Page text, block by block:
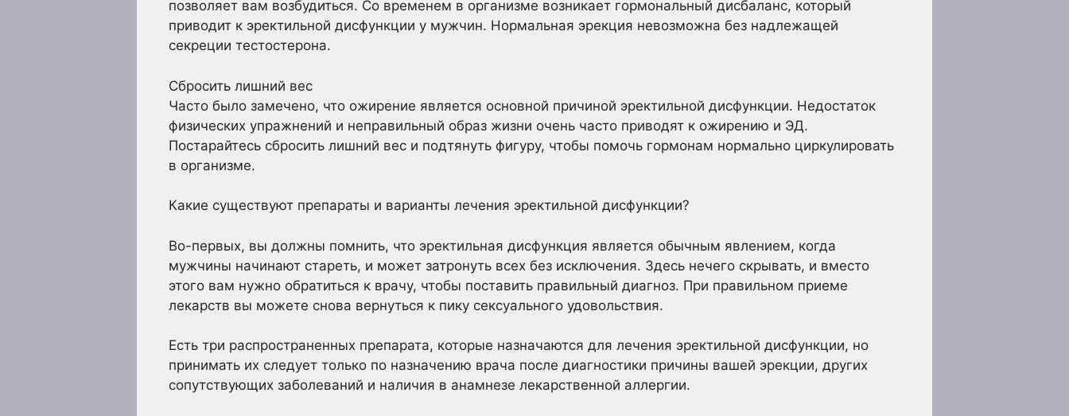
позволяет вам возбудиться. Со временем в организме возникает гормональный дисбаланс, который
приводит к эректильной дисфункции у мужчин. Нормальная эрекция невозможна без надлежащей
секреции тестостерона.
Сбросить лишний вес
Часто было замечено, что ожирение является основной причиной эректильной дисфункции. Недостаток
физических упражнений и неправильный образ жизни очень часто приводят к ожирению и ЭД.
Постарайтесь сбросить лишний вес и подтянуть фигуру, чтобы помочь гормонам нормально циркулировать
в организме.
Какие существуют препараты и варианты лечения эректильной дисфункции?
Во-первых, вы должны помнить, что эректильная дисфункция является обычным явлением, когда
мужчины начинают стареть, и может затронуть всех без исключения. Здесь нечего скрывать, и вместо
этого вам нужно обратиться к врачу, чтобы поставить правильный диагноз. При правильном приеме
лекарств вы можете снова вернуться к пику сексуального удовольствия.
Есть три распространенных препарата, которые назначаются для лечения эректильной дисфункции, но
принимать их следует только по назначению врача после диагностики причины вашей эрекции, других
сопутствующих заболеваний и наличия в анамнезе лекарственной аллергии.